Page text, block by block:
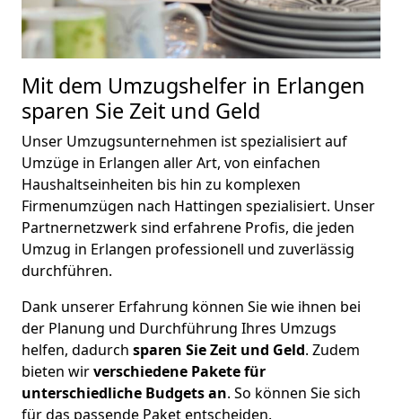
Mit dem Umzugshelfer in Erlangen
sparen Sie Zeit und Geld
Unser Umzugsunternehmen ist spezialisiert auf
Umzüge in Erlangen aller Art, von einfachen
Haushaltseinheiten bis hin zu komplexen
Firmenumzügen nach Hattingen spezialisiert. Unser
Partnernetzwerk sind erfahrene Profis, die jeden
Umzug in Erlangen professionell und zuverlässig
durchführen.
Dank unserer Erfahrung können Sie wie ihnen bei
der Planung und Durchführung Ihres Umzugs
helfen, dadurch sparen Sie Zeit und Geld. Zudem
bieten wirverschiedene Pakete für
unterschiedliche Budgets an. So können Sie sich
für das passende Paket entscheiden.